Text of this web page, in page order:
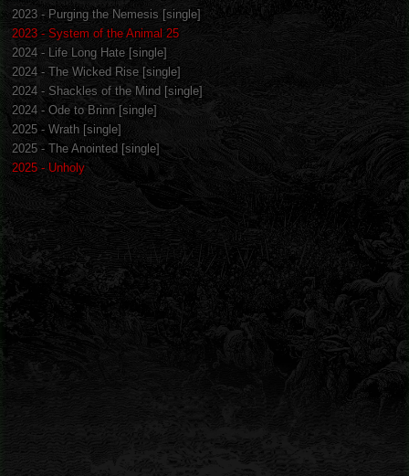
2023 - Purging the Nemesis [single]
2023 - System of the Animal 25
2024 - Life Long Hate [single]
2024 - The Wicked Rise [single]
2024 - Shackles of the Mind [single]
2024 - Ode to Brinn [single]
2025 - Wrath [single]
2025 - The Anointed [single]
2025 - Unholy